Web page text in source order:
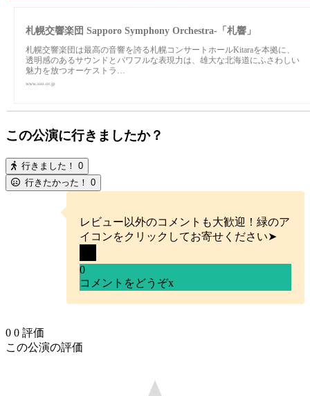
札幌交響楽団 Sapporo Symphony Orchestra-「札響」
札幌交響楽団は最高の音響を誇る札幌コンサートホールKitaraを本拠に、
透明感のあるサウンドとパワフルな表現力は、雄大な北海道にふさわしい
魅力を放つオーケストラ…
www.sso.or.jp
この公演に行きましたか？
行きました！ 0
行きたかった！ 0
レビュー以外のコメントも大歓迎！緑のア
イコンをクリックしてお寄せください➤
0
コメントをどうぞx
0 0 評価
この公演の評価